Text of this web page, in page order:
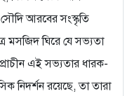
আরবের সংস্কৃতি
মসজিদ ঘিরে যে সভ্যতা
এই সভ্যতার ধারক-
নিদর্শন রয়েছে, তা তারা